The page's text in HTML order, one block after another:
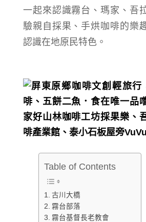
一起來認識霧台、瑪家、吾
驗親自採果、手烘咖啡的樂
認識在地原民特色。
Table of Contents
古川大橋
霧台部落
霧台基督長老教會